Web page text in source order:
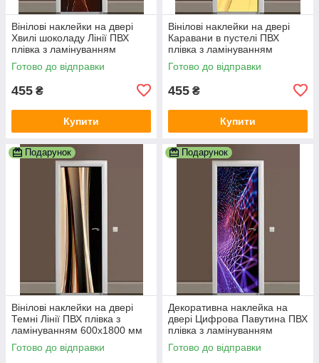
Вінілові наклейки на двері
Хвилі шоколаду Лінії ПВХ
плівка з ламінуванням
600х1800 мм Абстракція
Коричневий
Готово до відправки
455 ₴
Купити
Вінілові наклейки на двері
Каравани в пустелі ПВХ
плівка з ламінуванням
600х1800 мм Абстракція
Жовтий
Готово до відправки
455 ₴
Купити
Подарунок
Вінілові наклейки на двері
Темні Лінії ПВХ плівка з
ламінуванням 600х1800 мм
Абстракція Коричневий
Готово до відправки
Подарунок
Декоративна наклейка на
двері Цифрова Павутина ПВХ
плівка з ламінуванням
600х1800 мм Абстракція
Фіолетовий
Готово до відправки